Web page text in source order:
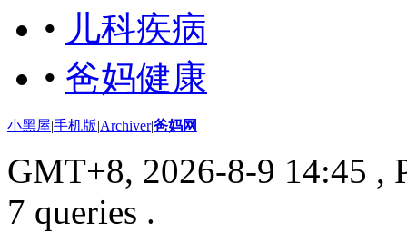
• 儿科疾病
• 爸妈健康
小黑屋|手机版|Archiver|爸妈网
GMT+8, 2026-8-9 14:45 ,
7 queries .